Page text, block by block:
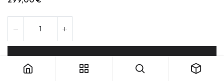
Ajouter au panier